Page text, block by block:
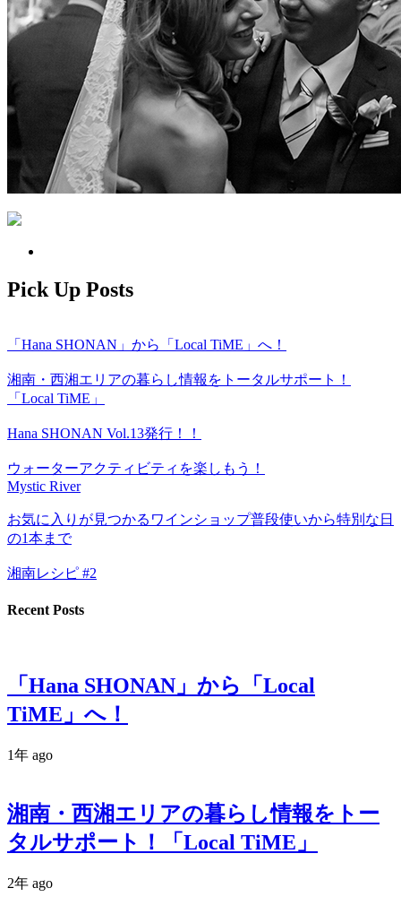
Pick Up Posts
「Hana SHONAN」から「Local TiME」へ！
湘南・西湘エリアの暮らし情報をトータルサポート！
「Local TiME」
Hana SHONAN Vol.13発行！！
ウォーターアクティビティを楽しもう！
Mystic River
お気に入りが見つかるワインショップ普段使いから特別な日
の1本まで
湘南レシピ #2
Recent Posts
「Hana SHONAN」から「Local
TiME」へ！
1年 ago
湘南・西湘エリアの暮らし情報をトー
タルサポート！「Local TiME」
2年 ago